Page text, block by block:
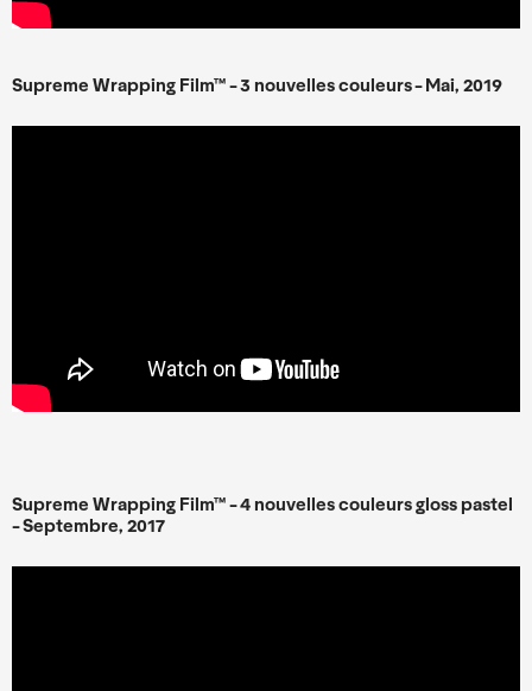
Supreme Wrapping Film™ - 3 nouvelles couleurs - Mai, 2019
Supreme Wrapping Film™ - 4 nouvelles couleurs gloss pastel
- Septembre, 2017